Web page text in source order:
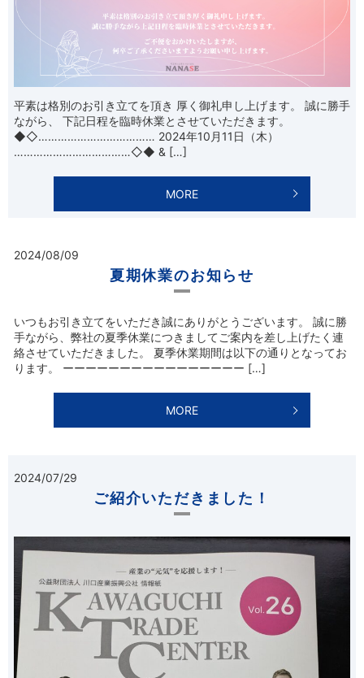
平素は格別のお引き立てを頂き 厚く御礼申し上げます。 誠に勝手
ながら、 下記日程を臨時休業とさせていただきます。
◆◇……………………………… 2024年10月11日（木）
………………………………◇◆ & […]
MORE
2024/08/09
夏期休業のお知らせ
いつもお引き立てをいただき誠にありがとうございます。 誠に勝
手ながら、弊社の夏季休業につきましてご案内を差し上げたく連
絡させていただきました。 夏季休業期間は以下の通りとなってお
ります。 ーーーーーーーーーーーーーーーー […]
MORE
2024/07/29
ご紹介いただきました！